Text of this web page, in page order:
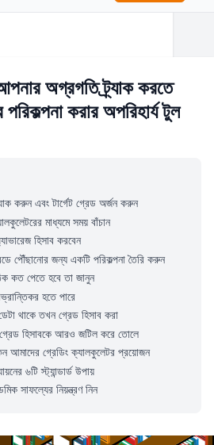
অগ্রগতি ট্র্যাক করতে
পরিকল্পনা করার অপরিহার্য টুল
করুন এবং টার্গেট গ্রেড অর্জন করুন
মাধ্যমে সময় বাঁচান
হিসাব করবেন
পৌঁছানোর জন্য একটি পরিকল্পনা তৈরি করুন
কত পেতে হবে তা জানুন
হতে পারে
থাকে তখন গ্রেড হিসাব করা
হিসাবকে আরও জটিল করে তোলে
আমাদের গ্রেডিং ক্যালকুলেটর প্রয়োজন
৬টি স্ট্যান্ডার্ড উপায়
সাফল্যের নিয়ন্ত্রণ নিন